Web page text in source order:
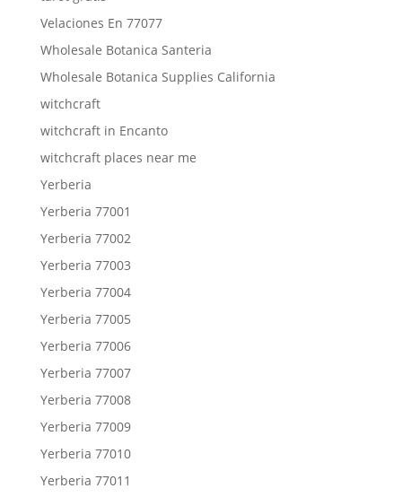
Velaciones En 77077
Wholesale Botanica Santeria
Wholesale Botanica Supplies California
witchcraft
witchcraft in Encanto
witchcraft places near me
Yerberia
Yerberia 77001
Yerberia 77002
Yerberia 77003
Yerberia 77004
Yerberia 77005
Yerberia 77006
Yerberia 77007
Yerberia 77008
Yerberia 77009
Yerberia 77010
Yerberia 77011